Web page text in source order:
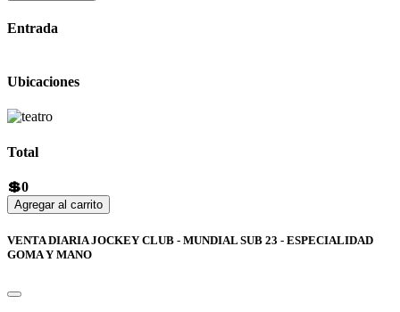
Entrada
Ubicaciones
Total
💲0
Agregar al carrito
VENTA DIARIA JOCKEY CLUB - MUNDIAL SUB 23 - ESPECIALIDAD
GOMA Y MANO